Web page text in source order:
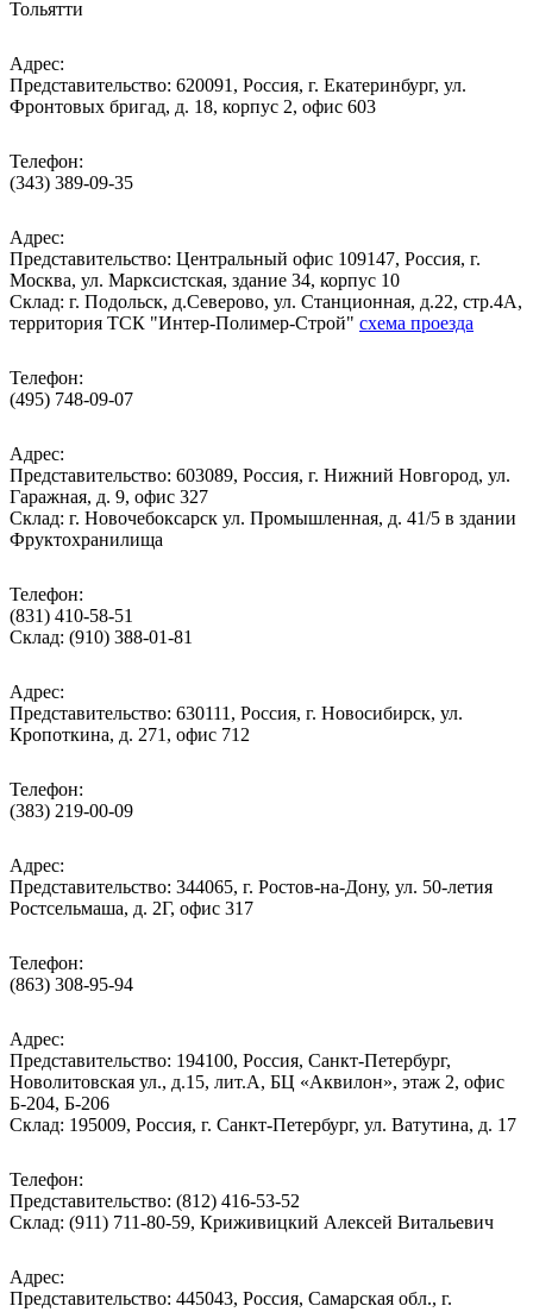
Тольятти
Адрес:
Представительство: 620091, Россия, г. Екатеринбург, ул.
Фронтовых бригад, д. 18, корпус 2, офис 603
Телефон:
(343) 389-09-35
Адрес:
Представительство: Центральный офис 109147, Россия, г.
Москва, ул. Марксистская, здание 34, корпус 10
Cклад: г. Подольск, д.Северово, ул. Станционная, д.22, стр.4А,
территория ТСК "Интер-Полимер-Строй" схема проезда
Телефон:
(495) 748-09-07
Адрес:
Представительство: 603089, Россия, г. Нижний Новгород, ул.
Гаражная, д. 9, офис 327
Склад: г. Новочебоксарск ул. Промышленная, д. 41/5 в здании
Фруктохранилища
Телефон:
(831) 410-58-51
Склад: (910) 388-01-81
Адрес:
Представительство: 630111, Россия, г. Новосибирск, ул.
Кропоткина, д. 271, офис 712
Телефон:
(383) 219-00-09
Адрес:
Представительство: 344065, г. Ростов-на-Дону, ул. 50-летия
Ростсельмаша, д. 2Г, офис 317
Телефон:
(863) 308-95-94
Адрес:
Представительство: 194100, Россия, Санкт-Петербург,
Новолитовская ул., д.15, лит.А, БЦ «Аквилон», этаж 2, офис
Б-204, Б-206
Склад: 195009, Россия, г. Санкт-Петербург, ул. Ватутина, д. 17
Телефон:
Представительство: (812) 416-53-52
Склад: (911) 711-80-59, Криживицкий Алексей Витальевич
Адрес:
Представительство: 445043, Россия, Самарская обл., г.